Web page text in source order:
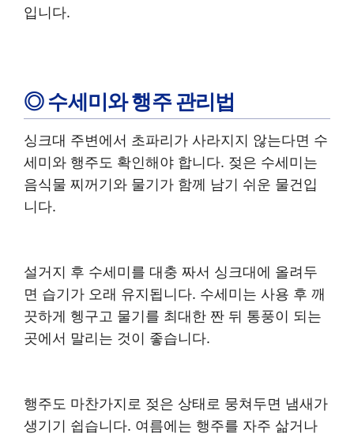
입니다.
◎ 수세미와 행주 관리법
싱크대 주변에서 초파리가 사라지지 않는다면 수
세미와 행주도 확인해야 합니다. 젖은 수세미는
음식물 찌꺼기와 물기가 함께 남기 쉬운 물건입
니다.
설거지 후 수세미를 대충 짜서 싱크대에 올려두
면 습기가 오래 유지됩니다. 수세미는 사용 후 깨
끗하게 헹구고 물기를 최대한 짠 뒤 통풍이 되는
곳에서 말리는 것이 좋습니다.
행주도 마찬가지로 젖은 상태로 뭉쳐두면 냄새가
생기기 쉽습니다. 여름에는 행주를 자주 삶거나